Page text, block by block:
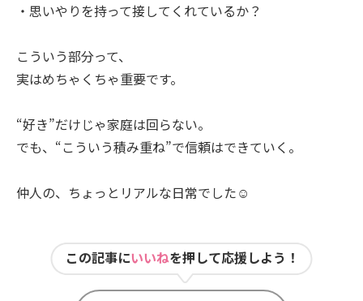
・思いやりを持って接してくれているか？
こういう部分って、
実はめちゃくちゃ重要です。
“好き”だけじゃ家庭は回らない。
でも、“こういう積み重ね”で信頼はできていく。
仲人の、ちょっとリアルな日常でした☺️
この記事にいいねを押して応援しよう！